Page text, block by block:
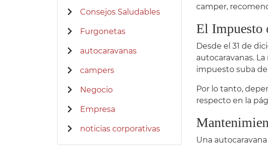
camper,
El Impuesto
Desde el 31 de
autocaravanas.
impuesto suba
Por lo tanto,
respecto en la
Una
Consejos Saludables
Furgonetas
autocaravanas
campers
Negocio
Empresa
noticias corporativas